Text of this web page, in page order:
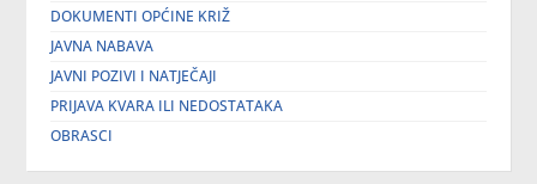
DOKUMENTI OPĆINE KRIŽ
JAVNA NABAVA
JAVNI POZIVI I NATJEČAJI
PRIJAVA KVARA ILI NEDOSTATAKA
OBRASCI